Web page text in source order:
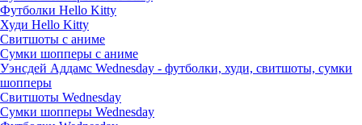
Футболки Hello Kitty
Худи Hello Kitty
Свитшоты с аниме
Сумки шопперы с аниме
Уэнсдей Аддамс Wednesday - футболки, худи, свитшоты, сумки
шопперы
Свитшоты Wednesday
Сумки шопперы Wednesday